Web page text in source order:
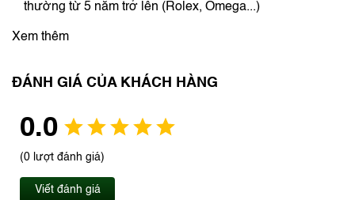
thường từ 5 năm trở lên (Rolex, Omega...)
Xem thêm
ĐÁNH GIÁ CỦA KHÁCH HÀNG
0.0
(0 lượt đánh giá)
Viết đánh giá